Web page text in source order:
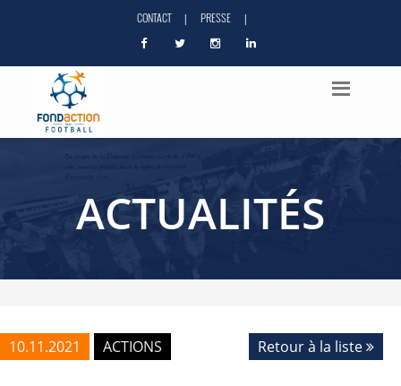
CONTACT | PRESSE |
ACTUALITÉS
10.11.2021 ACTIONS Retour à la liste